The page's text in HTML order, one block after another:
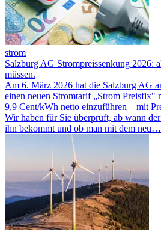
strom
Salzburg AG Strompreissenkung 2026:
müssen.
Am 6. März 2026 hat die Salzburg AG
einen neuen Stromtarif „Strom Preisfix"
9,9 Cent/kWh netto einzuführen – mit
Wir haben für Sie überprüft, ab wann
ihn bekommt und ob man mit dem neu…